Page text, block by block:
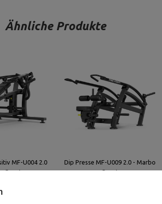
Ähnliche Produkte
MF-U004 2.0
Sport
€
Dip Presse MF-U009 2.0 - Marbo
Sport